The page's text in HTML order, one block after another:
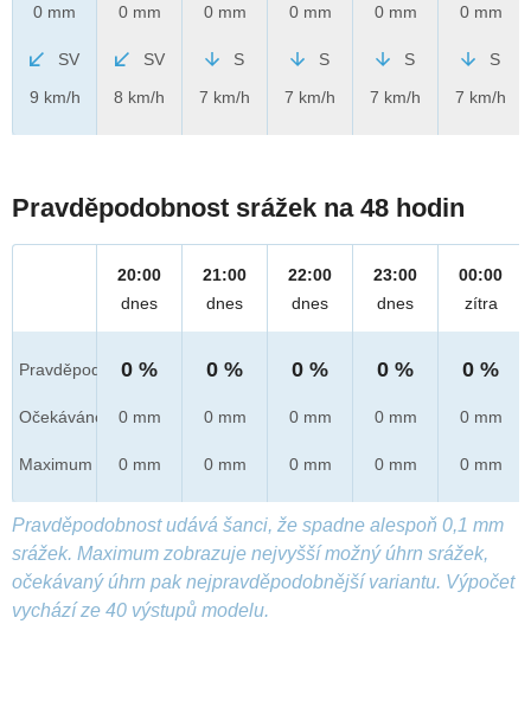
0 mm
SV
9 km/h
0 mm
SV
8 km/h
0 mm
S
7 km/h
0 mm
S
7 km/h
0 mm
S
7 km/h
0 mm
S
7 km/h
Pravděpodobnost srážek na 48 hodin
Pravděpod.
Očekáváno
Maximum
20:00
dnes
0 %
0 mm
0 mm
21:00
dnes
0 %
0 mm
0 mm
22:00
dnes
0 %
0 mm
0 mm
23:00
dnes
0 %
0 mm
0 mm
00:00
zítra
0 %
0 mm
0 mm
Pravděpodobnost udává šanci, že spadne alespoň 0,1 mm
srážek. Maximum zobrazuje nejvyšší možný úhrn srážek,
očekávaný úhrn pak nejpravděpodobnější variantu. Výpočet
vychází ze 40 výstupů modelu.